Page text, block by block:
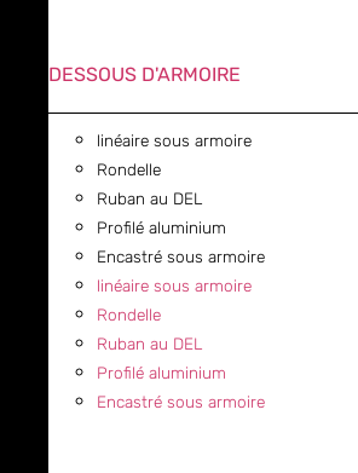
DESSOUS D'ARMOIRE
linéaire sous armoire
Rondelle
Ruban au DEL
Profilé aluminium
Encastré sous armoire
linéaire sous armoire
Rondelle
Ruban au DEL
Profilé aluminium
Encastré sous armoire